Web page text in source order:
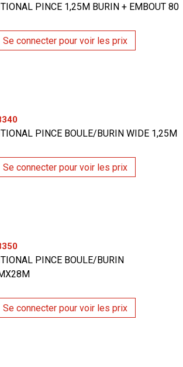
PINCE 1,25M BURIN + EMBOUT 80
Se connecter pour voir les prix
PINCE BOULE/BURIN WIDE 1,25M
Se connecter pour voir les prix
PINCE BOULE/BURIN
Se connecter pour voir les prix